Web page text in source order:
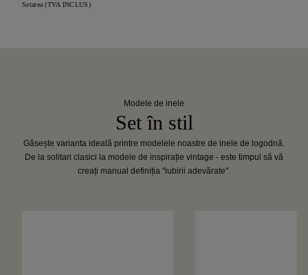
Setarea (TVA INCLUS)
Modele de inele
Set în stil
Găsește varianta ideală printre modelele noastre de inele de logodnă.
De la solitari clasici la modele de inspirație vintage - este timpul să vă
creați manual definiția "iubirii adevărate".